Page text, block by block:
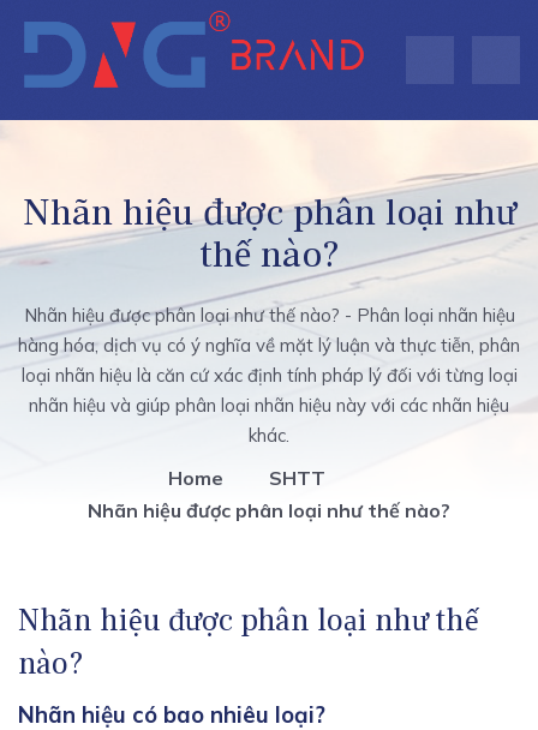
Nhãn hiệu được phân loại như
thế nào?
Nhãn hiệu được phân loại như thế nào? - Phân loại nhãn hiệu
hàng hóa, dịch vụ có ý nghĩa về mặt lý luận và thực tiễn, phân
loại nhãn hiệu là căn cứ xác định tính pháp lý đối với từng loại
nhãn hiệu và giúp phân loại nhãn hiệu này với các nhãn hiệu
khác.
Home
SHTT
Nhãn hiệu được phân loại như thế nào?
Nhãn hiệu được phân loại như thế
nào?
Nhãn hiệu có bao nhiêu loại?